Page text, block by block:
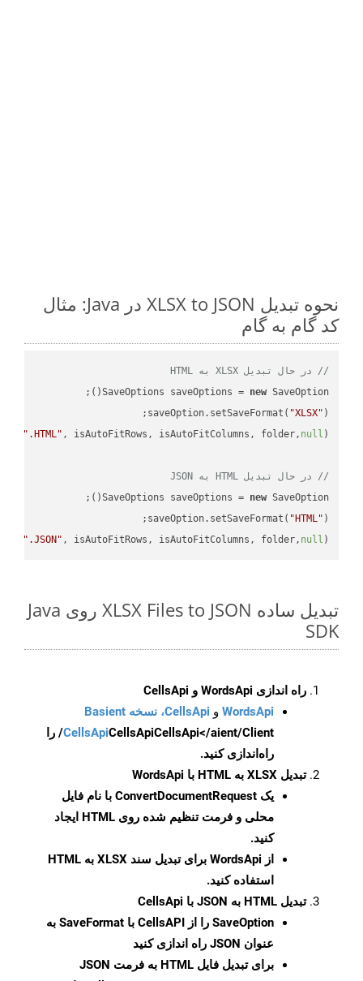
نحوه تبدیل XLSX to JSON در Java: مثال
کد گام به گام
// در حال تبدیل XLSX به HTML
SaveOptions saveOptions = new
saveOption.setSaveFormat( "XLSX"
".HTML" , isAutoFitRows, isAutoFitColumns, folder, null
// در حال تبدیل HTML به JSON
SaveOptions saveOptions = new
saveOption.setSaveFormat( "HTML"
".JSON" , isAutoFitRows, isAutoFitColumns, folder, null );
تبدیل ساده XLSX Files to JSON روی Java
SDK
راه اندازی WordsApi و CellsApi
WordsApi و CellsApi، نسخه Basient
CellsApiCellsApi
CellsApi</aient/Client/ را
راه‌اندازی کنید.
تبدیل XLSX به HTML با WordsApi
یک ConvertDocumentRequest با نام فایل
محلی و فرمت تنظیم شده روی HTML ایجاد
کنید.
از WordsApi برای تبدیل سند XLSX به HTML
استفاده کنید.
تبدیل HTML به JSON با CellsApi
SaveOption
را از CellsAPI با SaveFormat به
عنوان JSON راه اندازی کنید
برای تبدیل فایل HTML به فرمت
JSON